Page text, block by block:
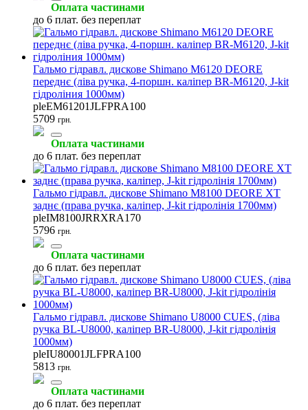
Оплата частинами
до 6 плат. без переплат
Гальмо гідравл. дискове Shimano M6120 DEORE
переднє (ліва ручка, 4-поршн. каліпер BR-M6120, J-kit
гідроліния 1000мм)
pleEM61201JLFPRA100
5709 грн.
Оплата частинами
до 6 плат. без переплат
Гальмо гідравл. дискове Shimano M8100 DEORE XT
заднє (права ручка, каліпер, J-kit гідролінія 1700мм)
pleIM8100JRRXRA170
5796 грн.
Оплата частинами
до 6 плат. без переплат
Гальмо гідравл. дискове Shimano U8000 CUES, (ліва
ручка BL-U8000, каліпер BR-U8000, J-kit гідролінія
1000мм)
pleIU80001JLFPRA100
5813 грн.
Оплата частинами
до 6 плат. без переплат